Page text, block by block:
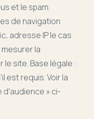
et le spam.
de navigation
adresse IP le cas
la
site. Base légale :
est requis. Voir la
d'audience » ci-